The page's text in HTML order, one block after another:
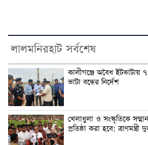
লালমনিরহাট সর্বশেষ
কালীগঞ্জে অবৈধ ইটভাটায়
ভাটা বন্ধের নির্দেশ
খেলাধুলা ও সংস্কৃতিকে
প্রতিষ্ঠা করা হবে: ত্রাণমন্ত্রী